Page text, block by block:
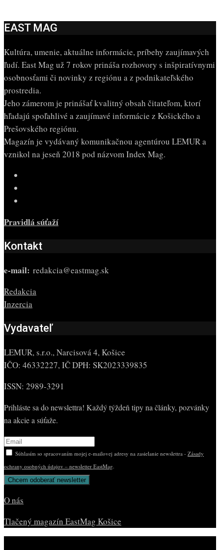
EAST MAG
Kultúra, umenie, aktuálne informácie, príbehy zaujímavých
ľudí. East Mag už 7 rokov prináša rozhovory s inšpiratívnymi
osobnosťami či novinky z regiónu a z podnikateľského
prostredia.
Jeho zámerom je prinášať kvalitný obsah čitateľom, ktorí
hľadajú spoľahlivé a zaujímavé informácie z Košického a
Prešovského regiónu.
Magazín je vydávaný komunikačnou agentúrou LEMUR a
vznikol na jeseň 2018 pod názvom Index Mag.
Pravidlá súťaží
Kontakt
e-mail: redakcia@eastmag.sk
Redakcia
Inzercia
Vydavateľ
LEMUR, s.r.o., Narcisová 4, Košice
IČO: 46332227, IČ DPH: SK2023339835
ISSN: 2989-3291
Prihláste sa do newslettra! Každý týždeň tipy na články, pozvánky
na akcie a súťaže.
Súhlasím so spracovaním mojej e-mailovej adresy na zasielanie newslettra - Zásady
ochrany osobných údajov – newsletter EastMag.
O nás
Tlačený magazín EastMag Košice